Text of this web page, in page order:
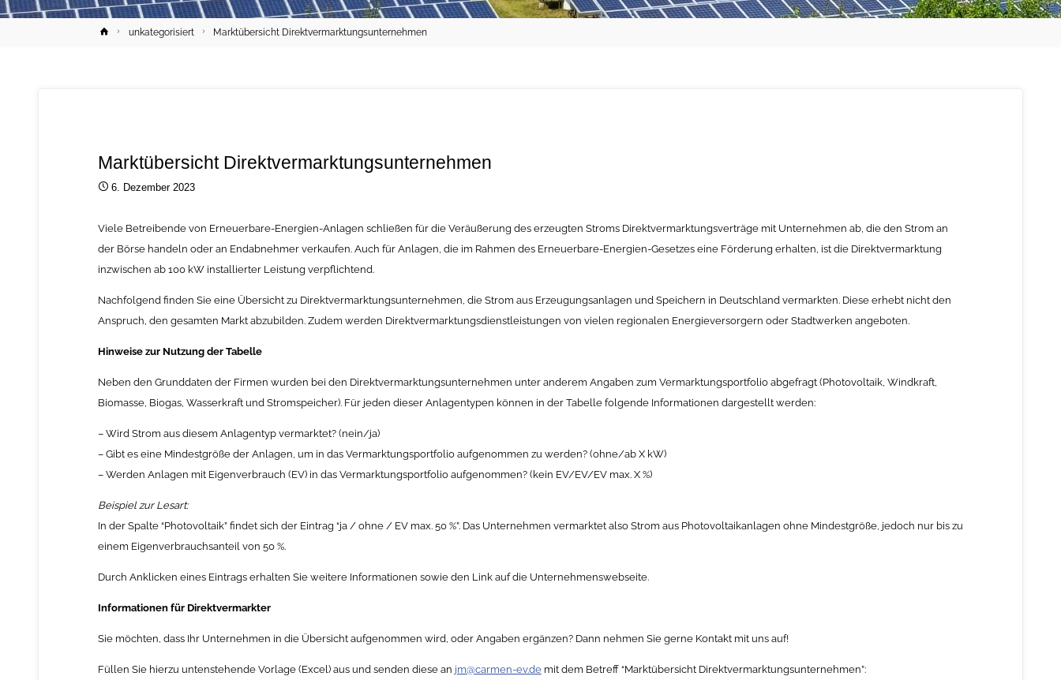
Homeunkategorisiert Marktübersicht Direktvermarktungsunternehmen
Marktübersicht Direktvermarktungsunternehmen
6. Dezember 2023
Viele Betreibende von Erneuerbare-Energien-Anlagen schließen für die Veräußerung des erzeugten Stroms Direktvermarktungsverträge mit Unternehmen ab, die den Strom an
der Börse handeln oder an Endabnehmer verkaufen. Auch für Anlagen, die im Rahmen des Erneuerbare-Energien-Gesetzes eine Förderung erhalten, ist die Direktvermarktung
inzwischen ab 100 kW installierter Leistung verpflichtend.
Nachfolgend finden Sie eine Übersicht zu Direktvermarktungsunternehmen, die Strom aus Erzeugungsanlagen und Speichern in Deutschland vermarkten. Diese erhebt nicht den
Anspruch, den gesamten Markt abzubilden. Zudem werden Direktvermarktungsdienstleistungen von vielen regionalen Energieversorgern oder Stadtwerken angeboten.
Hinweise zur Nutzung der Tabelle
Neben den Grunddaten der Firmen wurden bei den Direktvermarktungsunternehmen unter anderem Angaben zum Vermarktungsportfolio abgefragt (Photovoltaik, Windkraft,
Biomasse, Biogas, Wasserkraft und Stromspeicher). Für jeden dieser Anlagentypen können in der Tabelle folgende Informationen dargestellt werden:
– Wird Strom aus diesem Anlagentyp vermarktet? (nein/ja)
– Gibt es eine Mindestgröße der Anlagen, um in das Vermarktungsportfolio aufgenommen zu werden? (ohne/ab X kW)
– Werden Anlagen mit Eigenverbrauch (EV) in das Vermarktungsportfolio aufgenommen? (kein EV/EV/EV max. X %)
Beispiel zur Lesart:
In der Spalte “Photovoltaik” findet sich der Eintrag “ja / ohne / EV max. 50 %”. Das Unternehmen vermarktet also Strom aus Photovoltaikanlagen ohne Mindestgröße, jedoch nur bis zu
einem Eigenverbrauchsanteil von 50 %.
Durch Anklicken eines Eintrags erhalten Sie weitere Informationen sowie den Link auf die Unternehmenswebseite.
Informationen für Direktvermarkter
Sie möchten, dass Ihr Unternehmen in die Übersicht aufgenommen wird, oder Angaben ergänzen? Dann nehmen Sie gerne Kontakt mit uns auf!
Füllen Sie hierzu untenstehende Vorlage (Excel) aus und senden diese an jm@carmen-ev.demit dem Betreff “Marktübersicht Direktvermarktungsunternehmen”: